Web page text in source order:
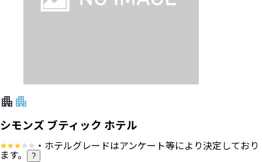
シモンズ ブティック ホテル
・ホテルグレードはアンケート等により決定しており
ます。 ?